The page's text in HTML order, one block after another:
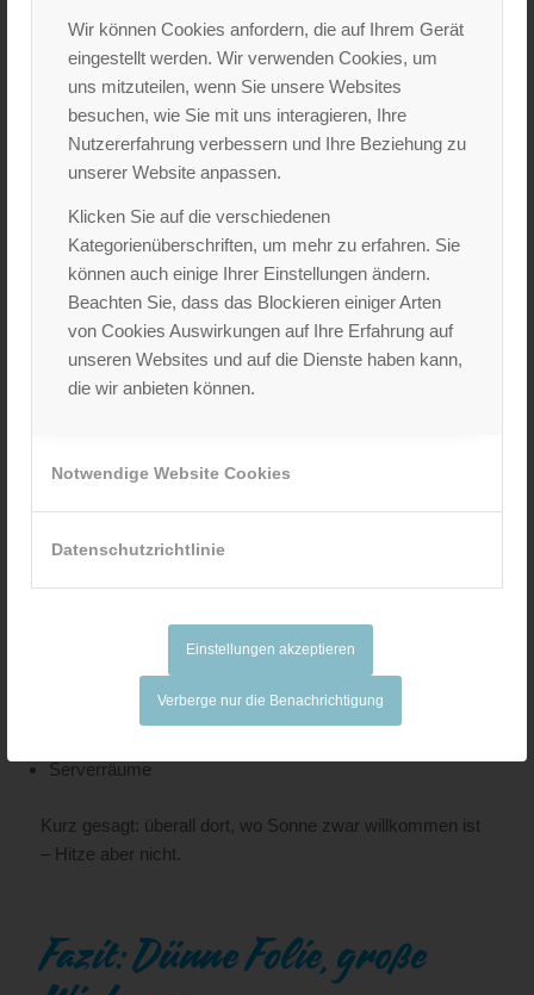
Wir können Cookies anfordern, die auf Ihrem Gerät
eingestellt werden. Wir verwenden Cookies, um
uns mitzuteilen, wenn Sie unsere Websites
besuchen, wie Sie mit uns interagieren, Ihre
Nutzererfahrung verbessern und Ihre Beziehung zu
unserer Website anpassen.
Klicken Sie auf die verschiedenen
Kategorienüberschriften, um mehr zu erfahren. Sie
können auch einige Ihrer Einstellungen ändern.
Beachten Sie, dass das Blockieren einiger Arten
von Cookies Auswirkungen auf Ihre Erfahrung auf
unseren Websites und auf die Dienste haben kann,
die wir anbieten können.
Notwendige Website Cookies
Datenschutzrichtlinie
Einstellungen akzeptieren
Verberge nur die Benachrichtigung
Energieeffizienz
Weniger Kühlaufwand bedeutet geringere Stromkosten
und schont gleichzeitig die Umwelt.
Einfache Nachrüstung
Die Folien lassen sich schnell und ohne große
Umbauarbeiten installieren.
Die Nachteile
Spiegeleffekt ermöglicht Nachts Sicht nach drinnen,
wenn innen Licht brennt.
Nicht jede Folie ist für jede Verglasung geeignet
(Spannungsrisse möglich).
Sonnenschutzfolie
besonders?
Wohnungen mit Südfenstern
Dachgeschosswohnungen
Büros mit großen Glasflächen
Serverräume
Kurz gesagt: überall dort, wo Sonne zwar willkommen ist
– Hitze aber nicht.
Fazit: Dünne Folie, große